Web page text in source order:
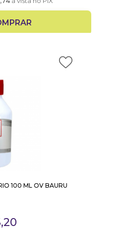
100 ML OV BAURU